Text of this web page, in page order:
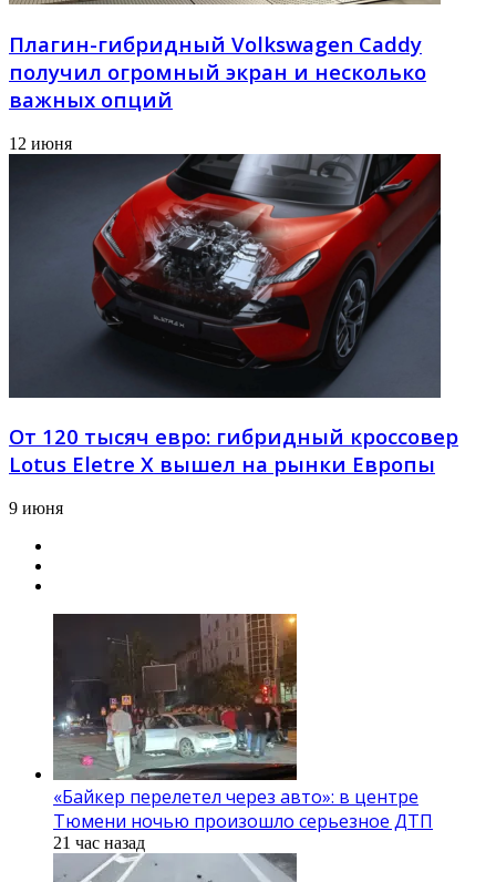
Плагин-гибридный Volkswagen Caddy
получил огромный экран и несколько
важных опций
12 июня
От 120 тысяч евро: гибридный кроссовер
Lotus Eletre X вышел на рынки Европы
9 июня
«Байкер перелетел через авто»: в центре
Тюмени ночью произошло серьезное ДТП
21 час назад